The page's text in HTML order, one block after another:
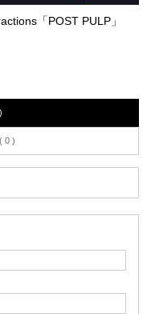
「POST PULP」
0 )